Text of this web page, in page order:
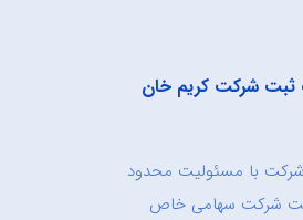
شرکت کریم خان
با مسئولیت محدود
شرکت سهامی خاص